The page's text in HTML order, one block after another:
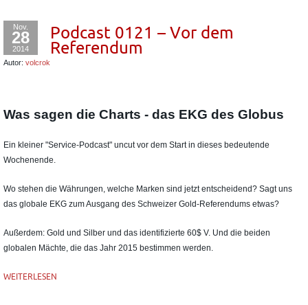
Nov.
28
2014
Podcast 0121 – Vor dem
Referendum
Autor: volcrok
Was sagen die Charts - das EKG des Globus
Ein kleiner "Service-Podcast" uncut vor dem Start in dieses bedeutende
Wochenende.
Wo stehen die Währungen, welche Marken sind jetzt entscheidend? Sagt uns
das globale EKG zum Ausgang des Schweizer Gold-Referendums etwas?
Außerdem: Gold und Silber und das identifizierte 60$ V. Und die beiden
globalen Mächte, die das Jahr 2015 bestimmen werden.
WEITERLESEN